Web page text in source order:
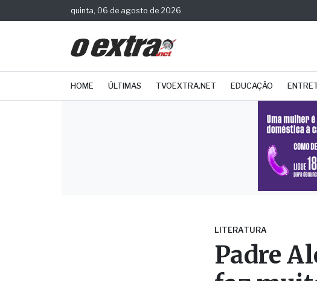
quinta, 06 de agosto de 2026
HOME ÚLTIMAS TVOEXTRA.NET EDUCAÇÃO
LITERATURA